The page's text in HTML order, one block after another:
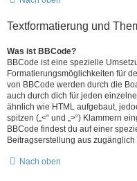
Textformatierung und
Was ist BBCode?
BBCode ist eine spezielle
Formatierungsmöglichkeiten für
von BBCode werden durch die
auch durch dich für jeden
ähnlich wie HTML aufgebaut,
spitzen („<“ und „>“) Klammern
BBCode findest du auf einer
Beitragserstellung aus zugänglich
Nach oben